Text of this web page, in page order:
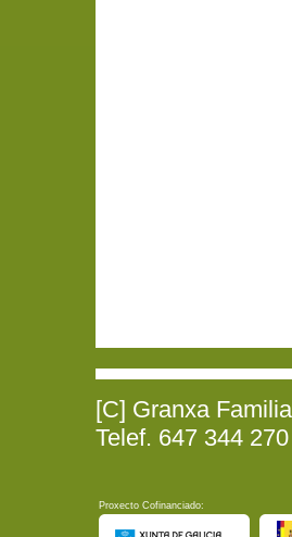
[C] Granxa
Telef. 647 344 270
Proxecto Cofinanciado: